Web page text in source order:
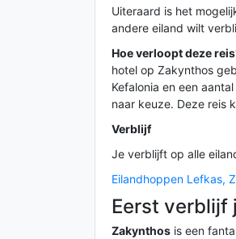
Uiteraard is het
andere eiland wilt
Hoe verloopt deze
hotel op Zakynthos
Kefalonia en een
naar keuze. Deze reis
Verblijf
Je verblijft op alle
Eilandhoppen Lefkas,
Eerst verblijf
Zakynthos is een